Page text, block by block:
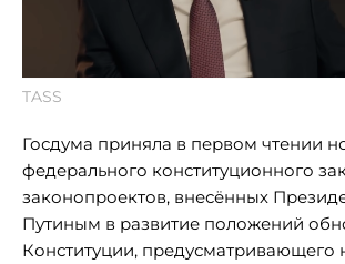
TASS
Госдума приняла в первом чтении
федерального конституционного
законопроектов, внесённых
Путиным в развитие положений
Конституции, предусматривающего